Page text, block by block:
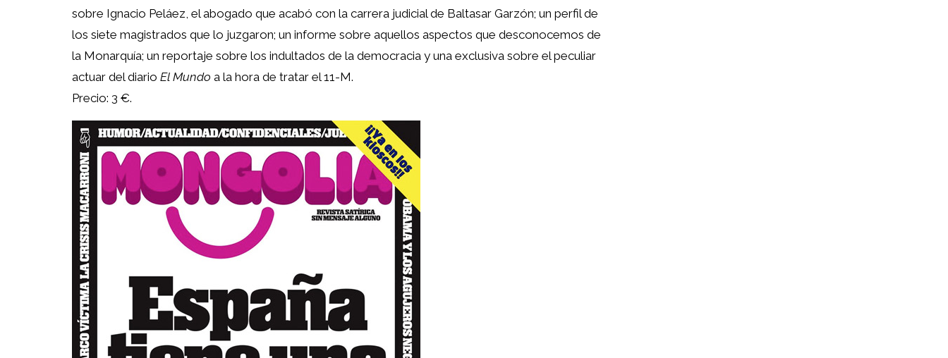
sobre Ignacio Peláez, el abogado que acabó con la carrera judicial de Baltasar Garzón; un perfil de
los siete magistrados que lo juzgaron; un informe sobre aquellos aspectos que desconocemos de
la Monarquía; un reportaje sobre los indultados de la democracia y una exclusiva sobre el peculiar
actuar del diario El Mundo a la hora de tratar el 11-M.
Precio: 3 €.